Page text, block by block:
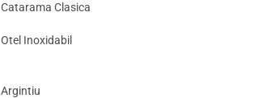
Catarama Clasica
Otel Inoxidabil
Argintiu